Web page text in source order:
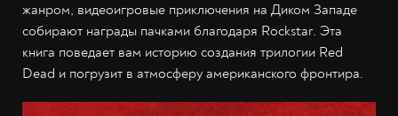
жанром, видеоигровые приключения на Диком Западе
собирают награды пачками благодаря Rockstar. Эта
книга поведает вам историю создания трилогии Red
Dead и погрузит в атмосферу американского фронтира.